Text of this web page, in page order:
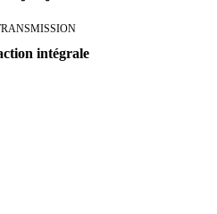
intégrale